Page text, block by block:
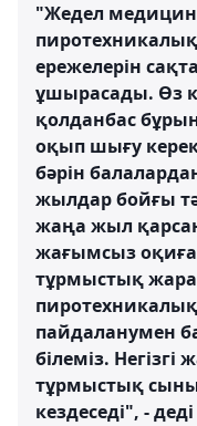
"Жедел
ережелерін
ұшырасады. Өз
қолданбас
оқып шығу
бәрін
жылдар бойғы
жаңа жыл
жағымсыз
тұрмыстық
пайдаланумен
білеміз.
тұрмыстық
кездеседі", -